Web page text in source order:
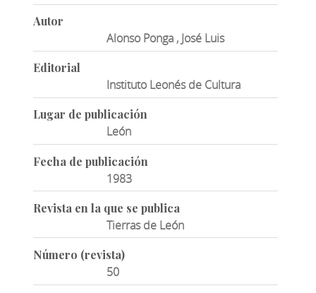
Autor
Alonso Ponga , José Luis
Editorial
Instituto Leonés de Cultura
Lugar de publicación
León
Fecha de publicación
1983
Revista en la que se publica
Tierras de León
Número (revista)
50